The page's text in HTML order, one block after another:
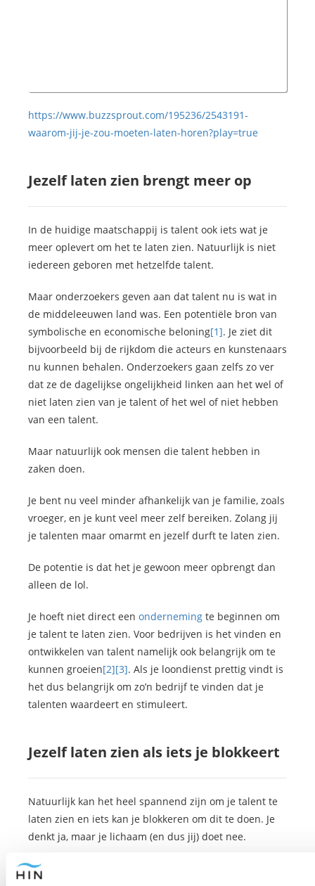
https://www.buzzsprout.com/195236/2543191-
waarom-jij-je-zou-moeten-laten-horen?play=true
Jezelf laten zien brengt meer op
In de huidige maatschappij is talent ook iets wat je
meer oplevert om het te laten zien. Natuurlijk is niet
iedereen geboren met hetzelfde talent.
Maar onderzoekers geven aan dat talent nu is wat in
de middeleeuwen land was. Een potentiële bron van
symbolische en economische beloning[1]. Je ziet dit
bijvoorbeeld bij de rijkdom die acteurs en kunstenaars
nu kunnen behalen. Onderzoekers gaan zelfs zo ver
dat ze de dagelijkse ongelijkheid linken aan het wel of
niet laten zien van je talent of het wel of niet hebben
van een talent.
Maar natuurlijk ook mensen die talent hebben in
zaken doen.
Je bent nu veel minder afhankelijk van je familie, zoals
vroeger, en je kunt veel meer zelf bereiken. Zolang jij
je talenten maar omarmt en jezelf durft te laten zien.
De potentie is dat het je gewoon meer opbrengt dan
alleen de lol.
Je hoeft niet direct een onderneming te beginnen om
je talent te laten zien. Voor bedrijven is het vinden en
ontwikkelen van talent namelijk ook belangrijk om te
kunnen groeien[2][3]. Als je loondienst prettig vindt is
het dus belangrijk om zo’n bedrijf te vinden dat je
talenten waardeert en stimuleert.
Jezelf laten zien als iets je blokkeert
Natuurlijk kan het heel spannend zijn om je talent te
laten zien en iets kan je blokkeren om dit te doen. Je
denkt ja, maar je lichaam (en dus jij) doet nee.
Dat is heel onhandig, dus hoe doorbreek je die